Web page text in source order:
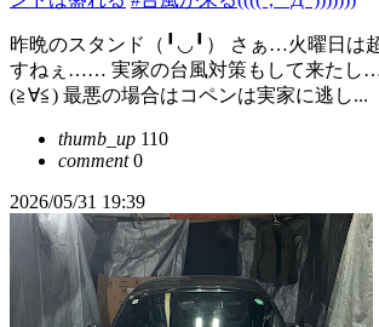
昨晩のスタンド（╹◡╹） さぁ…火曜日は
すねぇ…… 実家の台風対策もして来たし
(≧∀≦) 最悪の場合はコペンは実家に逃し...
thumb_up 110
comment0
2026/05/31 19:39